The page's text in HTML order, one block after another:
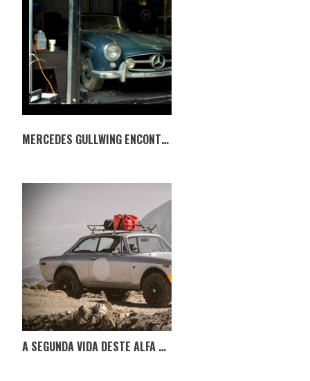
MERCEDES GULLWING ENCONTRADO 42 ANOS DEPOIS
A SEGUNDA VIDA DESTE ALFA ROMEO GTV